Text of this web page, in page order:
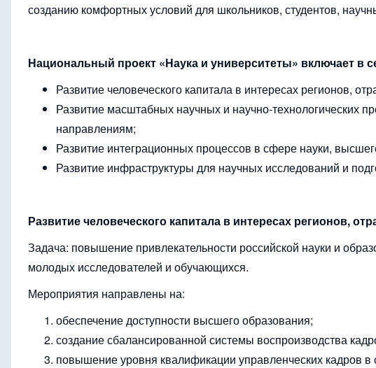
созданию комфортных условий для школьников, студентов,
Национальный проект «Наука и университеты» включает в
Развитие человеческого капитала в интересах регионов,
Развитие масштабных научных и научно-технологических
направлениям;
Развитие интеграционных процессов в сфере науки,
Развитие инфраструктуры для научных исследований и
Развитие человеческого капитала в интересах регионов,
Задача: повышение привлекательности российской науки и
молодых исследователей и обучающихся.
Мероприятия направлены на:
обеспечение доступности высшего образования;
создание сбалансированной системы воспроизводства
повышение уровня квалификации управленческих кадров